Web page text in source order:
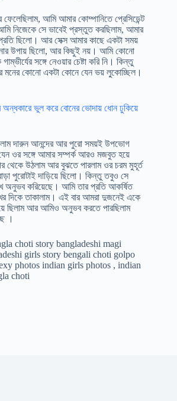
ফেলেছিলাম, আমি আমার কোম্পানিতে প্রেসিডেন্ট
নিজেকে সে ভাবেই প্রস্তুত করছিলাম, আমার
ছিলো। আর সেক্স আমার কাছে একটা সময়
উপায় ছিলো, আর কিছুই নয়। আমি কোনো
সঙ্গে নেওয়ার চেষ্টা করি নি। কিন্তু
মনের কোনো একটা কোনে যেন ভয় লু্কোচ্ছিল।
ভুল করে বোনের ভোদায় ধোন ঢুকিয়ে
দারুন আনন্দের আর পুরো সময়ই উপভোগ
যেন ওর সঙ্গে আমার সম্পর্ক আরও মজবুত হয়ে
থেকে উঠলাম আর বুঝতে পারলাম ওর চরম মুহূর্ত
পুরোটাই দাড়িয়ে ছিলো। কিন্তু তবুও সে
অনুভব করিয়েছে। আমি তার প্রতি আকর্ষিত
দিকে তাকালাম। এই বার আমরা দুজনেই একে
ছিলাম আর আমিও অনুভব করতে পারছিলাম
।
choti story bangladeshi magi
girls story bengali choti golpo
photos indian girls photos , indian
choti